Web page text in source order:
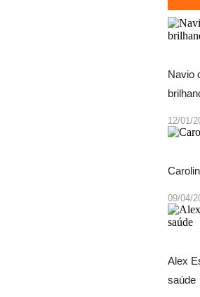
Navio
12/01/
09/04/
Alex
saúde